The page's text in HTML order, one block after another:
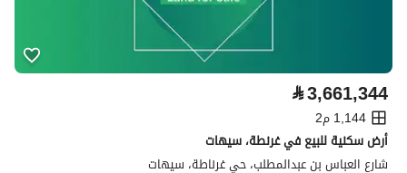
⃁3,661,344
1,144 م2
أرض سكنية للبيع في غرنطة، سيهات
شارع العباس بن عبدالمطلب، حي غرناطة، سيهات